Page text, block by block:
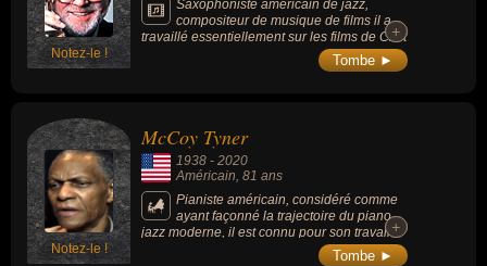
Notez-le !
Saxophoniste américain de jazz,
compositeur de musique de films il a
travaillé essentiellement sur les films de Clint
Eastwood comme « Sur la route de Madison
» (1995). C'est un représentant du jazz West
+
+
Tombe ►
Notez-le !
McCoy Tyner
1938 - 2020
Américain, 81 ans
Pianiste américain, considéré comme
ayant façonné la trajectoire du piano
jazz moderne, il est connu pour son travail
au sein du quartet de John Coltrane.
+
+
Tombe ►